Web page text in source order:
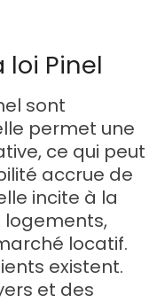
Pinel
sont
permet une
ce qui peut
accrue de
incite à la
logements,
locatif.
existent.
et des